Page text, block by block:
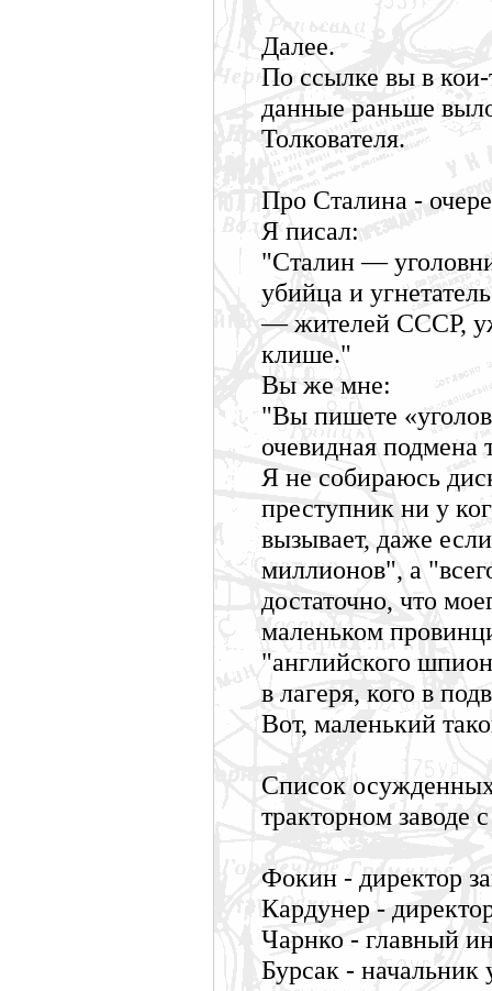
Далее.
По ссылке вы в
данные раньше
Толкователя.
Про Сталина -
Я писал:
"Сталин —
убийца и
— жителей СССР, уж
клише."
Вы же мне:
"Вы пишете
очевидная подмена
Я не собираюсь
преступник ни у
вызывает, даже
миллионов", а
достаточно, что
маленьком
"английского
в лагеря, кого в
Вот, маленький
Список
тракторном заводе
Фокин - директор
Кардунер -
Чарнко - главный
Бурсак - начальник